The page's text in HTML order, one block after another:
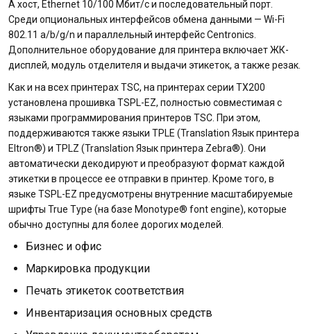
A хост, Ethernet 10/100 Мбит/с и последовательный порт.
Среди опциональных интерфейсов обмена данными — Wi-Fi
802.11 a/b/g/n и параллельный интерфейс Centronics.
Дополнительное оборудование для принтера включает ЖК-
дисплей, модуль отделителя и выдачи этикеток, а также резак.
Как и на всех принтерах TSC, на принтерах серии TX200
установлена прошивка TSPL-EZ, полностью совместимая с
языками программирования принтеров TSC. При этом,
поддерживаются также языки TPLE (Translation Язык принтера
Eltron®) и TPLZ (Translation Язык принтера Zebra®). Они
автоматически декодируют и преобразуют формат каждой
этикетки в процессе ее отправки в принтер. Кроме того, в
языке TSPL-EZ предусмотрены внутренние масштабируемые
шрифты True Type (на базе Monotype® font engine), которые
обычно доступны для более дорогих моделей.
Бизнес и офис
Маркировка продукции
Печать этикеток соответствия
Инвентаризация основных средств